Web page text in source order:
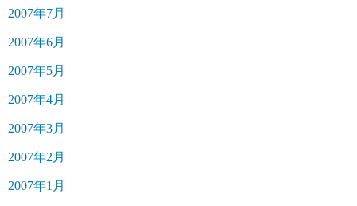
2007年7月
2007年6月
2007年5月
2007年4月
2007年3月
2007年2月
2007年1月